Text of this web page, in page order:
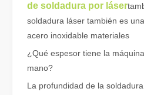
de soldadura por láser
soldadura láser también es
acero inoxidable materiales
¿Qué espesor tiene la
mano?
La profundidad de la